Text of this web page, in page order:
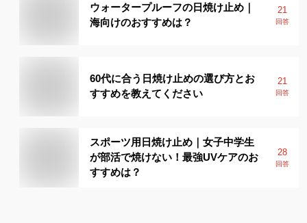
ウォータープルーフの日焼け止め｜
海向けのおすすめは？
21
回答
60代に合う日焼け止めの選び方とお
すすめを教えてください
21
回答
スポーツ用日焼け止め｜女子中学生
が部活で焼けない！最強UVケアのお
すすめは？
28
回答